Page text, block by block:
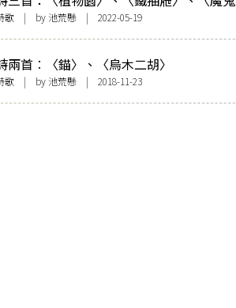
〉
歌 | by 池荒懸 | 2022-05-19
兩首︰〈錨〉、〈烏木二胡〉
歌 | by 池荒懸 | 2018-11-23